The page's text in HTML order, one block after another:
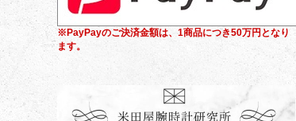
※PayPayのご決済金額は、1商品につき50万円となり
ます。